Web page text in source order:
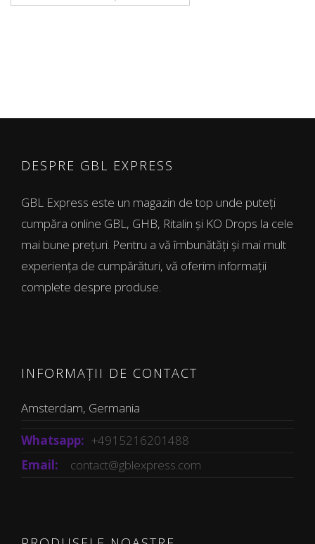
prețuri:
DESPRE GBL EXPRESS
GBL Express este un magazin de top unde puteți
cumpăra online GBL, GHB, Ritalin și KO Drops la cele
mai bune prețuri. Pentru a vă îmbunătăți și mai mult
experiența de cumpărături, vă oferim informații
complete despre produse.
INFORMAȚII DE CONTACT
Amsterdam, Germania
Whatsapp: +4915216201488
Email:
contact@gblexpress.com